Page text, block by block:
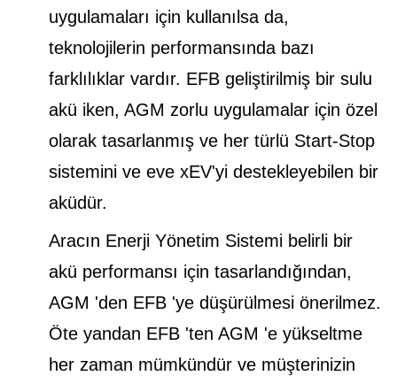
uygulamaları için kullanılsa da,
teknolojilerin performansında bazı
farklılıklar vardır. EFB geliştirilmiş bir sulu
akü iken, AGM zorlu uygulamalar için özel
olarak tasarlanmış ve her türlü Start-Stop
sistemini ve eve xEV'yi destekleyebilen bir
aküdür.
Aracın Enerji Yönetim Sistemi belirli bir
akü performansı için tasarlandığından,
AGM 'den EFB 'ye düşürülmesi önerilmez.
Öte yandan EFB 'ten AGM 'e yükseltme
her zaman mümkündür ve müşterinizin